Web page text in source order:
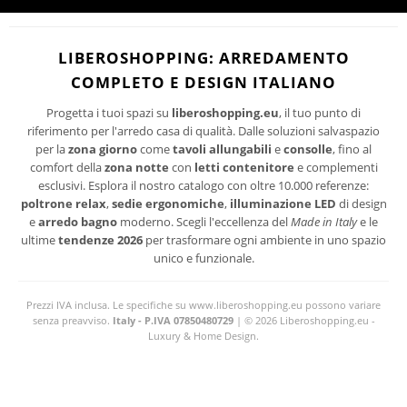
I suoi dati personali verranno trattati per le finalità connesse all'invio delle newsletter.
Per maggiori informazioni sul trattamento dei dati personali consultare la privacy policy
LIBEROSHOPPING: ARREDAMENTO
COMPLETO E DESIGN ITALIANO
Progetta i tuoi spazi su liberoshopping.eu, il tuo punto di
riferimento per l'arredo casa di qualità. Dalle soluzioni salvaspazio
per lazona giornocometavoli allungabili econsolle, fino al
comfort dellazona notte con letti contenitore e complementi
esclusivi. Esplora il nostro catalogo con oltre 10.000 referenze:
poltrone relax,sedie ergonomiche, illuminazione LED di design
earredo bagno moderno. Scegli l'eccellenza delMade in Italye le
ultimetendenze 2026 per trasformare ogni ambiente in uno spazio
unico e funzionale.
Prezzi IVA inclusa. Le specifiche su www.liberoshopping.eu possono variare
senza preavviso. Italy - P.IVA 07850480729| © 2026 Liberoshopping.eu -
Luxury & Home Design.